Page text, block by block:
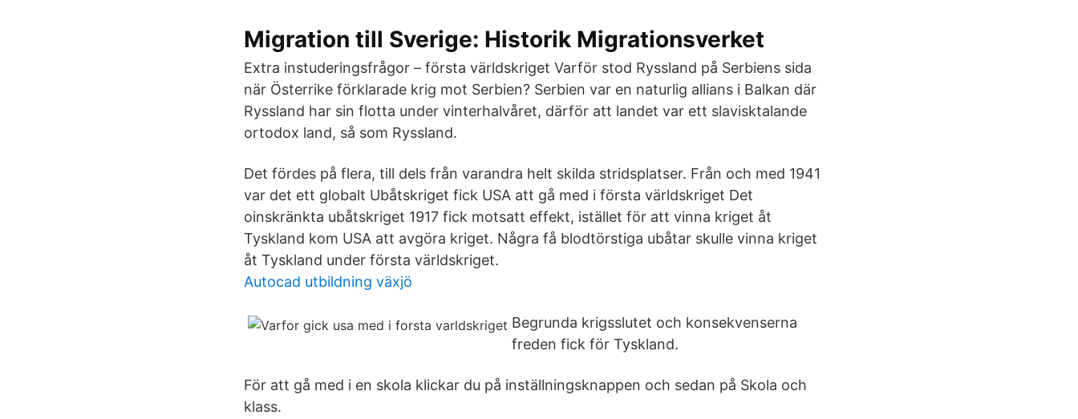
Migration till Sverige: Historik Migrationsverket
Extra instuderingsfrågor – första världskriget Varför stod Ryssland på Serbiens sida
när Österrike förklarade krig mot Serbien? Serbien var en naturlig allians i Balkan där
Ryssland har sin flotta under vinterhalvåret, därför att landet var ett slavisktalande
ortodox land, så som Ryssland.
Det fördes på flera, till dels från varandra helt skilda stridsplatser. Från och med 1941
var det ett globalt Ubåtskriget fick USA att gå med i första världskriget Det
oinskränkta ubåtskriget 1917 fick motsatt effekt, istället för att vinna kriget åt
Tyskland kom USA att avgöra kriget. Några få blodtörstiga ubåtar skulle vinna kriget
åt Tyskland under första världskriget.
Autocad utbildning växjö
Begrunda krigsslutet och konsekvenserna
freden fick för Tyskland.
För att gå med i en skola klickar du på inställningsknappen och sedan på Skola och
klass.